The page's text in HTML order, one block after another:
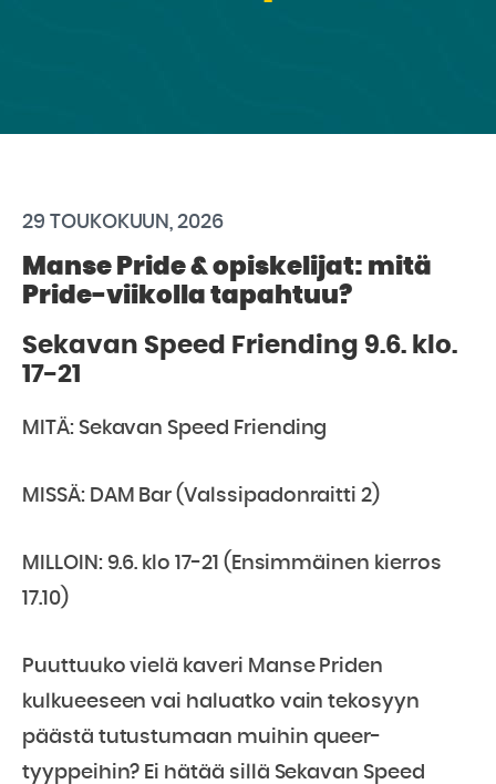
29 TOUKOKUUN, 2026
Manse Pride & opiskelijat: mitä
Pride-viikolla tapahtuu?
Sekavan Speed Friending 9.6. klo.
17-21
MITÄ: Sekavan Speed Friending
MISSÄ: DAM Bar (Valssipadonraitti 2)
MILLOIN: 9.6. klo 17-21 (Ensimmäinen kierros
17.10)
Puuttuuko vielä kaveri Manse Priden
kulkueeseen vai haluatko vain tekosyyn
päästä tutustumaan muihin queer-
tyyppeihin? Ei hätää sillä Sekavan Speed